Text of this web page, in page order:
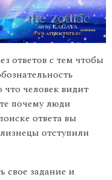
ответов с тем чтобы
человек видит
почему люди
ответа вы
отступили
свое задание и